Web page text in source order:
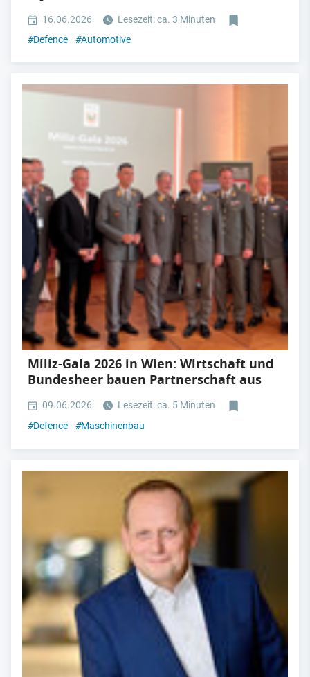
16.06.2026
Lesezeit: ca. 3 Minuten
#Defence #Automotive
Miliz-Gala 2026 in Wien: Wirtschaft und
Bundesheer bauen Partnerschaft aus
09.06.2026
Lesezeit: ca. 5 Minuten
#Defence #Maschinenbau